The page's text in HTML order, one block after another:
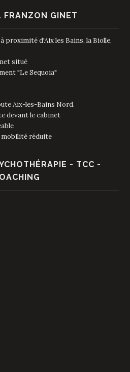
FRANZON GINET
proximité d'Aix les Bains, la Biolle,
situé
"Le Sequoia"
Aix-les-Bains Nord.
devant le cabinet
mobilité réduite
- TCC -